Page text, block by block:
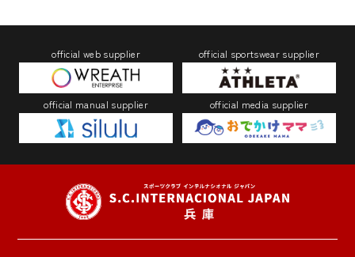
official web supplier official sportswear supplier
official manual supplier official media supplier